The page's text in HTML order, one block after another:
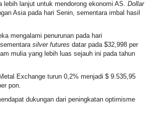
lebih lanjut untuk mendorong ekonomi AS. Dollar
Asia pada hari Senin, sementara imbal hasil
mengalami penurunan pada hari
silver futures datar pada $32,998 per
mulia yang lebih luas sejauh ini pada tahun
Exchange turun 0,2% menjadi $ 9.535,95
pon.
dukungan dari peningkatan optimisme